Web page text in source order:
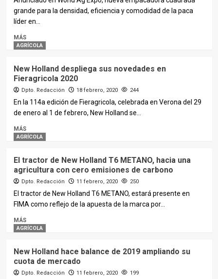
grande para la densidad, eficiencia y comodidad de la paca
líder en...
MÁS
AGRÍCOLA
New Holland despliega sus novedades en
Fieragricola 2020
Dpto. Redacción 18 febrero, 2020 244
En la 114a edición de Fieragricola, celebrada en Verona del 29
de enero al 1 de febrero, New Holland se...
MÁS
AGRÍCOLA
El tractor de New Holland T6 METANO, hacia una
agricultura con cero emisiones de carbono
Dpto. Redacción 11 febrero, 2020 250
El tractor de New Holland T6 METANO, estará presente en
FIMA como reflejo de la apuesta de la marca por...
MÁS
AGRÍCOLA
New Holland hace balance de 2019 ampliando su
cuota de mercado
Dpto. Redacción 11 febrero, 2020 199